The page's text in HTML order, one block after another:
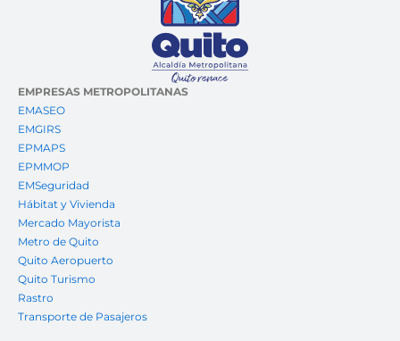
EMPRESAS METROPOLITANAS
EMASEO
EMGIRS
EPMAPS
EPMMOP
EMSeguridad
Hábitat y Vivienda
Mercado Mayorista
Metro de Quito
Quito Aeropuerto
Quito Turismo
Rastro
Transporte de Pasajeros